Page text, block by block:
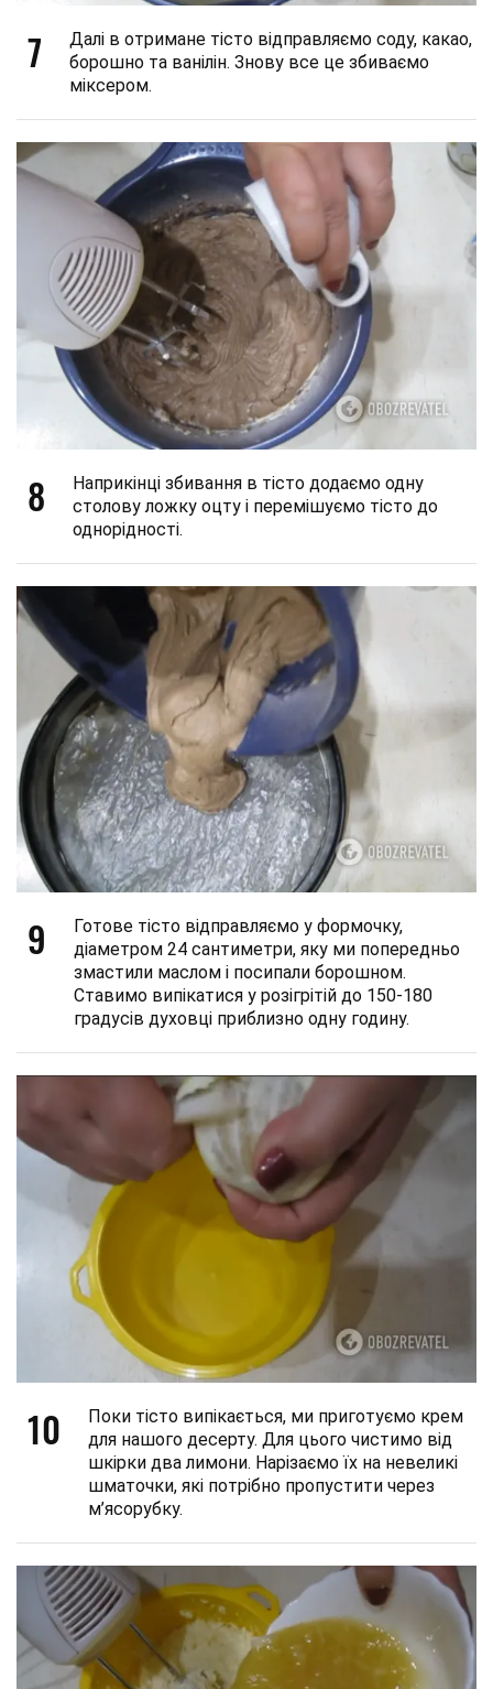
7
Далі в отримане тісто відправляємо соду, какао,
борошно та ванілін. Знову все це збиваємо
міксером.
8
Наприкінці збивання в тісто додаємо одну
столову ложку оцту і перемішуємо тісто до
однорідності.
9
Готове тісто відправляємо у формочку,
діаметром 24 сантиметри, яку ми попередньо
змастили маслом і посипали борошном.
Ставимо випікатися у розігрітій до 150-180
градусів духовці приблизно одну годину.
10
Поки тісто випікається, ми приготуємо крем
для нашого десерту. Для цього чистимо від
шкірки два лимони. Нарізаємо їх на невеликі
шматочки, які потрібно пропустити через
м’ясорубку.